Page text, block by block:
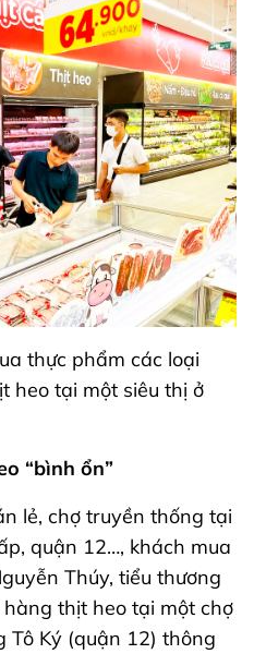
thực phẩm các loại
heo tại một siêu thị ở
“bình ổn”
lẻ, chợ truyền thống tại
quận 12…, khách mua
Thúy, tiểu thương
thịt heo tại một chợ
Ký (quận 12) thông